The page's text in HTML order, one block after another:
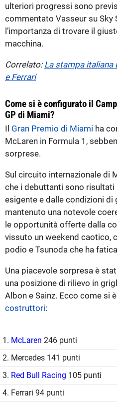
ulteriori progressi sono
commentato Vasseur su Sky
l’importanza di trovare il
macchina.
Correlato: La stampa italiana
e Ferrari
Come si è configurato il
GP di Miami?
Il Gran Premio di Miami ha
McLaren in Formula 1,
sorprese.
Sul circuito internazionale di
che i debuttanti sono
esigente e dalle condizioni di
mantenuto una notevole
le opportunità offerte dalla
vissuto un weekend caotico,
podio e Tsunoda che ha
Una piacevole sorpresa è
una posizione di rilievo in
Albon e Sainz. Ecco come si
costruttori:
1. McLaren 246 punti
2. Mercedes 141 punti
3. Red Bull Racing 105 punti
4. Ferrari 94 punti